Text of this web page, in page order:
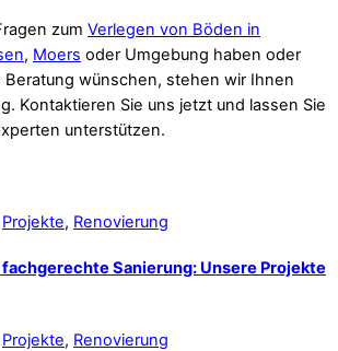
zum Verlegen von Böden in
, Moers oder Umgebung haben oder
wünschen, stehen wir Ihnen
Kontaktieren Sie uns jetzt und lassen Sie
unterstützen.
Projekte, Renovierung
Sanierung: Unsere Projekte
Projekte, Renovierung